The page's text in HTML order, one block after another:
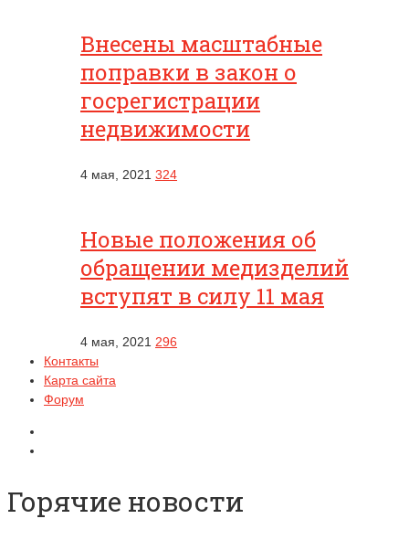
Внесены масштабные
поправки в закон о
госрегистрации
недвижимости
4 мая, 2021 324
Новые положения об
обращении медизделий
вступят в силу 11 мая
4 мая, 2021 296
Контакты
Карта сайта
Форум
Горячие новости